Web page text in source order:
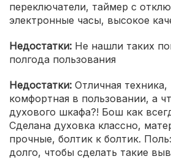
переключатели, таймер с
электронные часы, высокое
Недостатки: Не нашли таких
полгода пользования
Недостатки: Отличная
комфортная в пользовании, а
духового шкафа?! Бош как
Сделана духовка классно,
прочные, болтик к болтик.
долго, чтобы сделать такие